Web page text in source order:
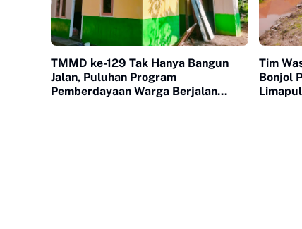
TMMD ke-129 Tak Hanya Bangun
Jalan, Puluhan Program
Pemberdayaan Warga Berjalan
Tim
Bonjol